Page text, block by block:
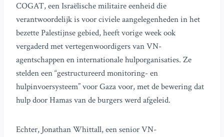
COGAT, een Israëlische militaire eenheid die
verantwoordelijk is voor civiele aangelegenheden in het
bezette Palestijnse gebied, heeft vorige week ook
vergaderd met vertegenwoordigers van VN-
agentschappen en internationale hulporganisaties. Ze
stelden een “gestructureerd monitoring- en
hulpinvoersysteem” voor Gaza voor, met de bewering dat
hulp door Hamas van de burgers werd afgeleid.
Echter, Jonathan Whittall, een senior VN-